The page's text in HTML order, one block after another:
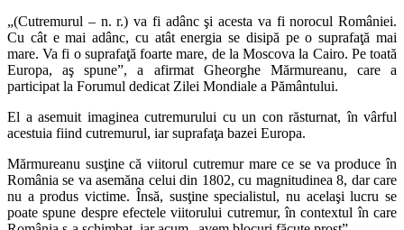
„(Cutremurul – n. r.) va fi adânc şi acesta va fi norocul României.
Cu cât e mai adânc, cu atât energia se disipă pe o suprafaţă mai
mare. Va fi o suprafaţă foarte mare, de la Moscova la Cairo. Pe toată
Europa, aş spune”, a afirmat Gheorghe Mărmureanu, care a
participat la Forumul dedicat Zilei Mondiale a Pământului.
El a asemuit imaginea cutremurului cu un con răsturnat, în vârful
acestuia fiind cutremurul, iar suprafaţa bazei Europa.
Mărmureanu susţine că viitorul cutremur mare ce se va produce în
România se va asemăna celui din 1802, cu magnitudinea 8, dar care
nu a produs victime. Însă, susţine specialistul, nu acelaşi lucru se
poate spune despre efectele viitorului cutremur, în contextul în care